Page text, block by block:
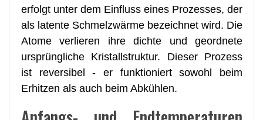
erfolgt unter dem Einfluss eines Prozesses, der
als latente Schmelzwärme bezeichnet wird. Die
Atome verlieren ihre dichte und geordnete
ursprüngliche Kristallstruktur. Dieser Prozess
ist reversibel - er funktioniert sowohl beim
Erhitzen als auch beim Abkühlen.